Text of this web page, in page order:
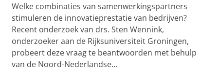
Welke combinaties van samenwerkingspartners
stimuleren de innovatieprestatie van bedrijven?
Recent onderzoek van drs. Sten Wennink,
onderzoeker aan de Rijksuniversiteit Groningen,
probeert deze vraag te beantwoorden met behulp
van de Noord-Nederlandse...